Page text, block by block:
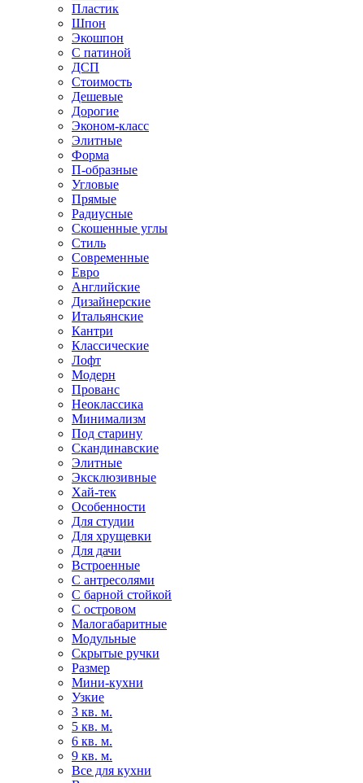
Пластик
Шпон
Экошпон
С патиной
ДСП
Стоимость
Дешевые
Дорогие
Эконом-класс
Элитные
Форма
П-образные
Угловые
Прямые
Радиусные
Скошенные углы
Стиль
Современные
Евро
Английские
Дизайнерские
Итальянские
Кантри
Классические
Лофт
Модерн
Прованс
Неоклассика
Минимализм
Под старину
Скандинавские
Элитные
Эксклюзивные
Хай-тек
Особенности
Для студии
Для хрущевки
Для дачи
Встроенные
С антресолями
С барной стойкой
С островом
Малогабаритные
Модульные
Скрытые ручки
Размер
Мини-кухни
Узкие
3 кв. м.
5 кв. м.
6 кв. м.
9 кв. м.
Все для кухни